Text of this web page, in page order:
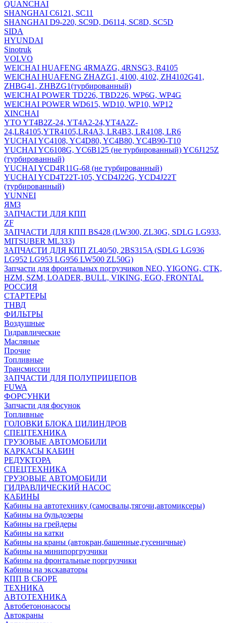
QUANCHAI
SHANGHAI C6121, SC11
SHANGHAI D9-220, SC9D, D6114, SC8D, SC5D
SIDA
HYUNDAI
Sinotruk
VOLVO
WEICHAI HUAFENG 4RMAZG, 4RNSG3, R4105
WEICHAI HUAFENG ZHAZG1, 4100, 4102, ZH4102G41,
ZHBG41, ZHBZG1(турбированный)
WEICHAI POWER TD226, TBD226, WP6G, WP4G
WEICHAI POWER WD615, WD10, WP10, WP12
XINCHAI
YTO YT4B2Z-24, YT4A2-24,YT4A2Z-
24,LR4105,YTR4105,LR4A3, LR4B3, LR4108, LR6
YUCHAI YC4108, YC4D80, YC4B80, YC4B90-T10
YUCHAI YC6108G, YC6B125 (не турбированный) YC6J125Z
(турбированный)
YUCHAI YCD4R11G-68 (не турбированный)
YUCHAI YCD4T22T-105, YCD4J22G, YCD4J22T
(турбированный)
YUNNEI
ЯМЗ
ЗАПЧАСТИ ДЛЯ КПП
ZF
ЗАПЧАСТИ ДЛЯ КПП BS428 (LW300, ZL30G, SDLG LG933,
MITSUBER ML333)
ЗАПЧАСТИ ДЛЯ КПП ZL40/50, 2BS315A (SDLG LG936
LG952 LG953 LG956 LW500 ZL50G)
Запчасти для фронтальных погрузчиков NEO, YIGONG, CTK,
HZM, SZM, LOADER, BULL, VIKING, EGO, FRONTAL
РОССИЯ
СТАРТЕРЫ
ТНВД
ФИЛЬТРЫ
Воздушные
Гидравлические
Масляные
Прочие
Топливные
Трансмиссии
ЗАПЧАСТИ ДЛЯ ПОЛУПРИЦЕПОВ
FUWA
ФОРСУНКИ
Запчасти для фосунок
Топливные
ГОЛОВКИ БЛОКА ЦИЛИНДРОВ
СПЕЦТЕХНИКА
ГРУЗОВЫЕ АВТОМОБИЛИ
КАРКАСЫ КАБИН
РЕДУКТОРА
СПЕЦТЕХНИКА
ГРУЗОВЫЕ АВТОМОБИЛИ
ГИДРАВЛИЧЕСКИЙ НАСОС
КАБИНЫ
Кабины на автотехнику (самосвалы,тягочи,автомиксеры)
Кабины на бульдозеры
Кабины на грейдеры
Кабины на катки
Кабины на краны (автокран,башенные,гусеничные)
Кабины на минипоргрузчики
Кабины на фронтальные поргрузчики
Кабины на экскаваторы
КПП В СБОРЕ
ТЕХНИКА
АВТОТЕХНИКА
Автобетононасосы
Автокраны